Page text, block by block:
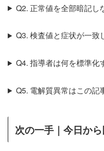
Q2. 正常値を全部暗記し
Q3. 検査値と症状が一致
Q4. 指導者は何を標準化
Q5. 電解質異常はこの記
次の一手｜今日か